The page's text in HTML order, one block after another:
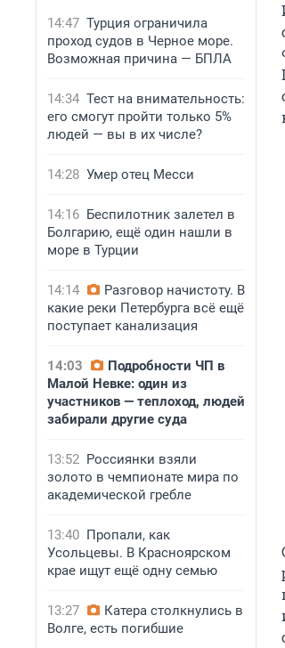
14:47 Турция ограничила
проход судов в Черное море.
Возможная причина — БПЛА
14:34 Тест на внимательность:
его смогут пройти только 5%
людей — вы в их числе?
14:28 Умер отец Месси
14:16 Беспилотник залетел в
Болгарию, ещё один нашли в
море в Турции
14:14
Разговор начистоту. В
какие реки Петербурга всё ещё
поступает канализация
14:03
Подробности ЧП в
Малой Невке: один из
участников — теплоход, людей
забирали другие суда
13:52 Россиянки взяли
золото в чемпионате мира по
академической гребле
13:40 Пропали, как
Усольцевы. В Красноярском
крае ищут ещё одну семью
13:27
Катера столкнулись в
Волге, есть погибшие